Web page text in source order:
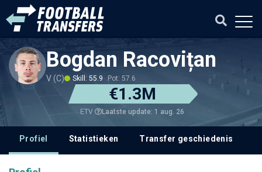
Bogdan Racovițan
V (C) Skill: 55.9 Pot: 57.6
€1.3M
ETV Laatste update: 1 aug. 26
Profiel Statistieken Transfer geschiedenis